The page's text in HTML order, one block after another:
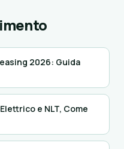
2026: Guida
e NLT, Come